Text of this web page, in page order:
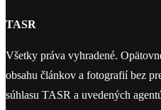
TASR
Všetky práva vyhradené.
obsahu článkov a fotografií bez
súhlasu TASR a uvedených